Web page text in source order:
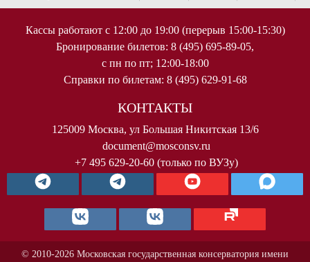
Кассы работают с 12:00 до 19:00 (перерыв 15:00-15:30)
Бронирование билетов: 8 (495) 695-89-05,
с пн по пт; 12:00-18:00
Справки по билетам: 8 (495) 629-91-68
КОНТАКТЫ
125009 Москва, ул Большая Никитская 13/6
document@mosconsv.ru
+7 495 629-20-60 (только по ВУЗу)
© 2010-2026 Московская государственная консерватория имени